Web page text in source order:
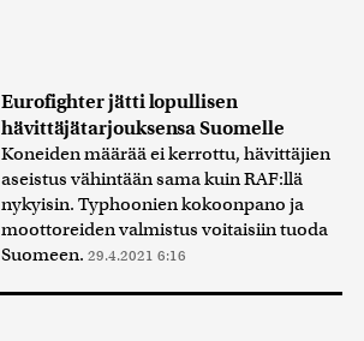
Eurofighter jätti lopullisen
hävittäjätarjouksensa Suomelle
Koneiden määrää ei kerrottu, hävittäjien
aseistus vähintään sama kuin RAF:llä
nykyisin. Typhoonien kokoonpano ja
moottoreiden valmistus voitaisiin tuoda
Suomeen. 29.4.2021 6:16